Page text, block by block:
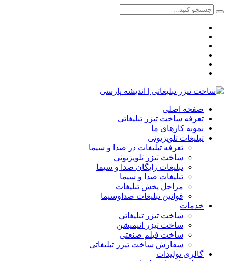
صفحه اصلی
تعرفه ساخت تیزر تبلیغاتی
نمونه کارهای ما
تبلیغات تلویزیونی
تعرفه تبلیغات در صدا و سیما
ساخت تیزر تلویزیونی
تبلیغات رایگان صدا و سیما
تبلیغات صدا و سیما
مراحل پخش تبلیغات
قوانین تبلیغات صداوسیما
خدمات
ساخت تیزر تبلیغاتی
ساخت تیزر انیمیشن
ساخت فیلم صنعتی
سفارش ساخت تیزر تبلیغاتی
گالری تولیدات